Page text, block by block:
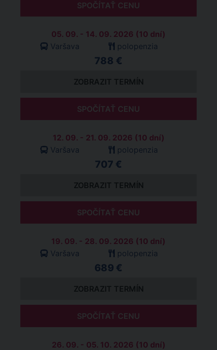
SPOČÍTAŤ CENU
05. 09. - 14. 09. 2026 (10 dní)
Varšava
polopenzia
788 €
ZOBRAZIT TERMÍN
SPOČÍTAŤ CENU
12. 09. - 21. 09. 2026 (10 dní)
Varšava
polopenzia
707 €
ZOBRAZIT TERMÍN
SPOČÍTAŤ CENU
19. 09. - 28. 09. 2026 (10 dní)
Varšava
polopenzia
689 €
ZOBRAZIT TERMÍN
SPOČÍTAŤ CENU
26. 09. - 05. 10. 2026 (10 dní)